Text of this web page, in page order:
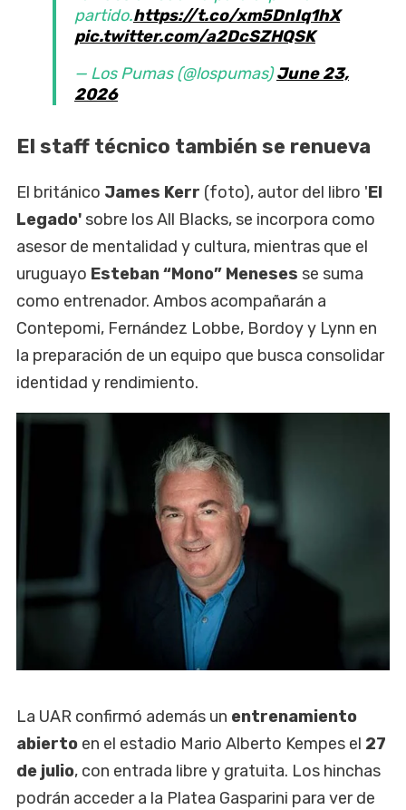
partido.https://t.co/xm5DnIq1hX
pic.twitter.com/a2DcSZHQSK
— Los Pumas (@lospumas)June 23,
2026
El staff técnico también se renueva
El británico James Kerr (foto), autor del libro 'El
Legado' sobre los All Blacks, se incorpora como
asesor de mentalidad y cultura, mientras que el
uruguayo Esteban “Mono” Meneses se suma
como entrenador. Ambos acompañarán a
Contepomi, Fernández Lobbe, Bordoy y Lynn en
la preparación de un equipo que busca consolidar
identidad y rendimiento.
La UAR confirmó además un entrenamiento
abierto en el estadio Mario Alberto Kempes el 27
de julio, con entrada libre y gratuita. Los hinchas
podrán acceder a la Platea Gasparini para ver de